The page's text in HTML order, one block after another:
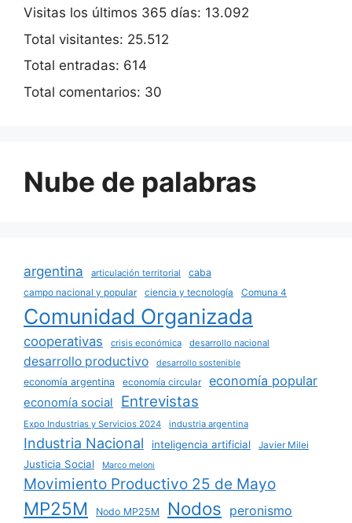
Visitas los últimos 365 días: 13.092
Total visitantes: 25.512
Total entradas: 614
Total comentarios: 30
Nube de palabras
argentina articulación territorial
caba
campo nacional y popular
ciencia y tecnología Comuna 4
Comunidad Organizada
cooperativas crisis económica desarrollo nacional
desarrollo productivo desarrollo sostenible
economía argentina economía circular economía popular
economía social Entrevistas
Expo Industrias y Servicios 2024 industria argentina
Industria Nacional inteligencia artificial Javier Milei
Justicia Social Marco meloni
Movimiento Productivo 25 de Mayo
MP25M Nodo MP25M Nodos peronismo